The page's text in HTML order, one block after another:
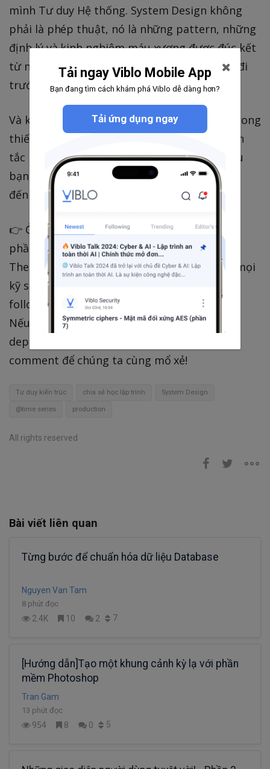
mình Tư duy Hệ thống. System Design không
phải là phép thuật, nó là những pattern, những
định lý và kinh nghiệm máu xương được đúc kết
từ những lần "sập server" của những thế hệ đi
trước.
Và khi đã nhắc đến những định lý nền tảng trong
thiết kế hệ thống phân tán, có những nguyên
tắc khắc nghiệt mà bạn không thể phá vỡ, dù
bạn có dùng ngôn ngữ hay framework xịn xò
đến đâu.
👉 Ở bài tiếp theo, chúng ta sẽ cùng mổ xẻ
phần cốt lõi nhất: "CAP Theorem & PACELC
Theorem: Những định lý bất di bất dịch mà mọi
kỹ sư backend phải nằm lòng." Anh em nhớ
follow để không bỏ lỡ bài viết tiếp theo nhé!
Nếu từng có kỷ niệm "đau thương" nào khi
deploy lên Production, hãy chia sẻ dưới phần
comment để chúng ta cùng mổ xẻ!
Tư duy kiến trúc chia sẻ học lập trình System Design
@time series production
All rights reserved
Bài viết liên quan
Từng bước để chuẩn hóa dữ liệu Database
Nguyen Van Tam
8 phút đọc
2.4K 10 2 7
[Hướng dẫn]Tạo một khung cảnh kỳ lạ với phần
mềm Photoshop
Tran Gam
13 phút đọc
954 8 0 5
Tải ngay Viblo Mobile App
Bạn đang tìm cách khám phá Viblo dễ dàng hơn?
Tải ứng dụng ngay